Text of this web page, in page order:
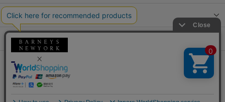
店舗情報
サービス